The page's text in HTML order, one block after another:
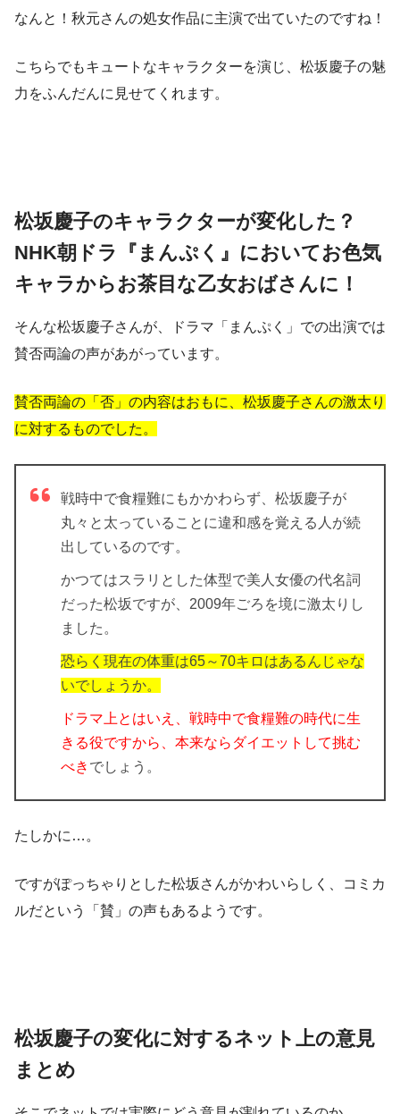
なんと！秋元さんの処女作品に主演で出ていたのですね！
こちらでもキュートなキャラクターを演じ、松坂慶子の魅
力をふんだんに見せてくれます。
松坂慶子のキャラクターが変化した？
NHK朝ドラ『まんぷく』においてお色気
キャラからお茶目な乙女おばさんに！
そんな松坂慶子さんが、ドラマ「まんぷく」での出演では
賛否両論の声があがっています。
賛否両論の「否」の内容はおもに、松坂慶子さんの激太り
に対するものでした。
戦時中で食糧難にもかかわらず、松坂慶子が
丸々と太っていることに違和感を覚える人が続
出しているのです。
かつてはスラリとした体型で美人女優の代名詞
だった松坂ですが、2009年ごろを境に激太りし
ました。
恐らく現在の体重は65～70キロはあるんじゃな
いでしょうか。
ドラマ上とはいえ、戦時中で食糧難の時代に生
きる役ですから、本来ならダイエットして挑む
べき でしょう。
たしかに…。
ですがぽっちゃりとした松坂さんがかわいらしく、
コミカ
ルだという「賛」の声もあるようです。
松坂慶子の変化に対するネット上の意見
まとめ